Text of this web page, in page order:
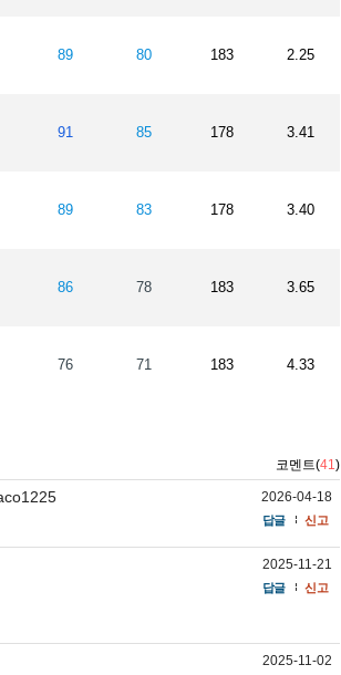
89 80 183 2.25
91 85 178 3.41
89 83 178 3.40
86 78 183 3.65
76 71 183 4.33
코멘트(41)
2026-04-18
답글 신고
2025-11-21
답글 신고
2025-11-02